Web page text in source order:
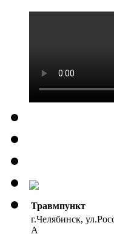
Травмпункт
г.Челябинск,
А